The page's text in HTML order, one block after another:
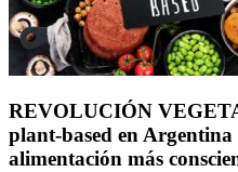
REVOLUCIÓN
plant-based en
alimentación más